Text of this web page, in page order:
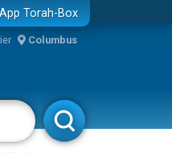
Torah-Box
Columbus